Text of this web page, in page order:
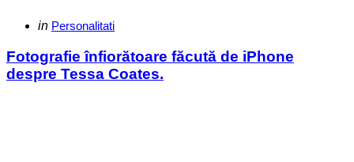
Categories
Posted
in Personalitati
Fotografie înfiorătoare făcută de iPhone
despre Tessa Coates.